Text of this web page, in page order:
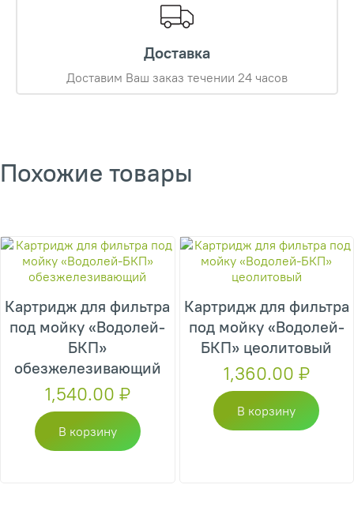
Доставка
Доставим Ваш заказ течении 24 часов
Похожие товары
Картридж для фильтра
под мойку «Водолей-
БКП»
обезжелезивающий
1,540.00 ₽
В корзину
Картридж для фильтра
под мойку «Водолей-
БКП» цеолитовый
1,360.00 ₽
В корзину